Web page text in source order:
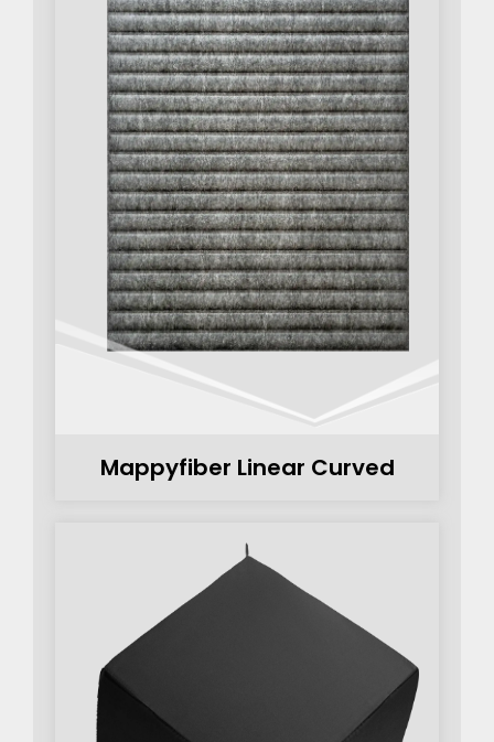
Mappyfiber Linear Curved